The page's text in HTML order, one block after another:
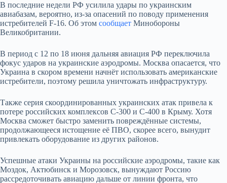
В последние недели РФ усилила удары по украинским
авиабазам, вероятно, из-за опасений по поводу применения
истребителей F-16. Об этом сообщает Минобороны
Великобритании.
В период с 12 по 18 июня дальняя авиация РФ переключила
фокус ударов на украинские аэродромы. Москва опасается, что
Украина в скором времени начнёт использовать американские
истребители, поэтому решила уничтожать инфраструктуру.
Также серия скоординированных украинских атак привела к
потере российских комплексов С-300 и С-400 в Крыму. Хотя
Москва сможет быстро заменить повреждённые системы,
продолжающееся истощение её ПВО, скорее всего, вынудит
привлекать оборудование из других районов.
Успешные атаки Украины на российские аэродромы, такие как
Моздок, Актюбинск и Морозовск, вынуждают Россию
рассредоточивать авиацию дальше от линии фронта, что